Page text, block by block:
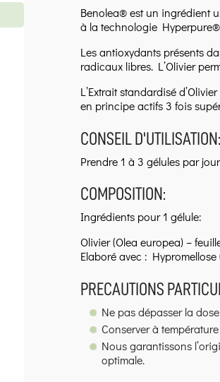
Benolea® est un ingrédient
à la technologie
Les antioxydants présents
radicaux libres. L’Olivier
L’Extrait standardisé
en principe actifs 3 fois
CONSEIL D'UTILISATION:
Prendre 1 à 3 gélules par
COMPOSITION:
Ingrédients pour 1 gélule:
Olivier (Olea europea) –
Elaboré avec : Hypromellose
PRECAUTIONS
Ne pas dépasser la
Conserver à
Nous garantissons
optimale.